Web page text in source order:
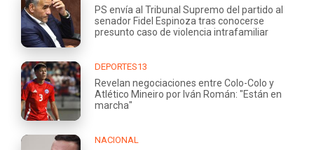
PS envía al Tribunal Supremo del partido al
senador Fidel Espinoza tras conocerse
presunto caso de violencia intrafamiliar
DEPORTES13
Revelan negociaciones entre Colo-Colo y
Atlético Mineiro por Iván Román: "Están en
marcha"
NACIONAL